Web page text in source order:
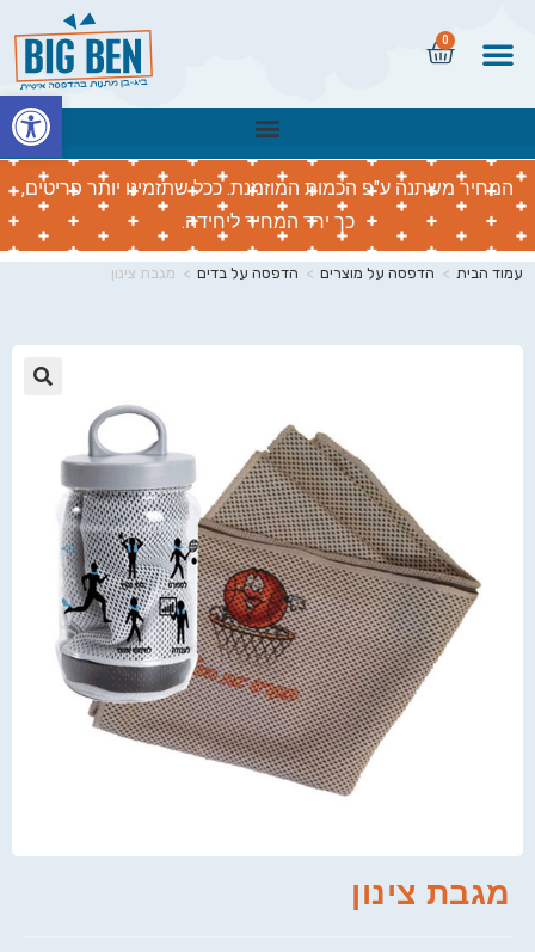
0
המחיר משתנה ע"פ הכמות המוזמנת. ככל שתזמינו יותר פריטים,
כך ירד המחיר ליחידה.
עמוד הבית > הדפסה על מוצרים > הדפסה על בדים > מגבת צינון
מגבת צינון